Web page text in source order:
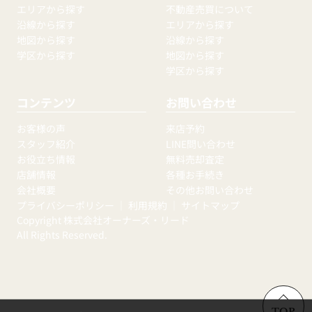
エリアから探す
沿線から探す
地図から探す
学区から探す
不動産売買について
エリアから探す
沿線から探す
地図から探す
学区から探す
コンテンツ
お客様の声
スタッフ紹介
お役立ち情報
店舗情報
会社概要
お問い合わせ
来店予約
LINE問い合わせ
無料売却査定
各種お手続き
その他お問い合わせ
プライバシーポリシー
利用規約
サイトマップ
Copyright 株式会社オーナーズ・リード
All Rights Reserved.